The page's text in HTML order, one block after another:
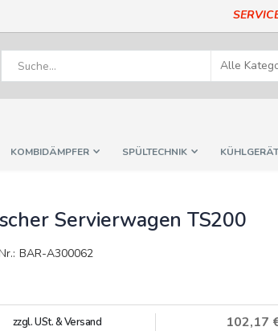
KOMBIDÄMPFER SPÜLTECHNIK
Servierwagen TS200
BAR-A300062
102,17
zzgl. USt. & Versand